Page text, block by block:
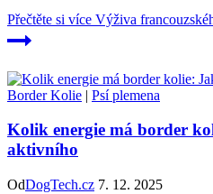
Přečtěte si více Výživa
Border Kolie | Psí plemena
Kolik energie má border
aktivního
OdDogTech.cz 7. 12. 2025